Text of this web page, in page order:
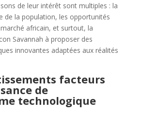
de leur intérêt sont multiples : la
de la population, les opportunités
africain, et surtout, la
Savannah à proposer des
innovantes adaptées aux réalités
facteurs
de
technologique